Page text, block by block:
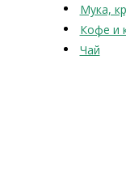
Мука,
Кофе и
Чай